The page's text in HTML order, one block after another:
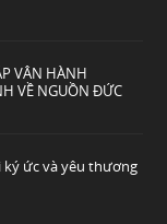
VÂN HÀNH
VỀ NGUỒN ĐỨC
ký ức và yêu thương